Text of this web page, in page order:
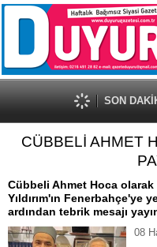
SON
CÜBBELİ AHMET
Cübbeli Ahmet Hoca
Yıldırım'ın
ardından tebrik mesajı
08